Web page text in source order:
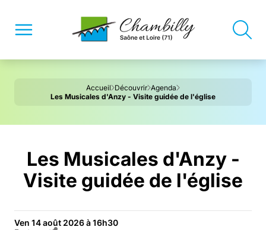
Accueil Découvrir Agenda
Les Musicales d'Anzy - Visite guidée de l'église
Les Musicales d'Anzy -
Visite guidée de l'église
Ven 14 août 2026 à 16h30